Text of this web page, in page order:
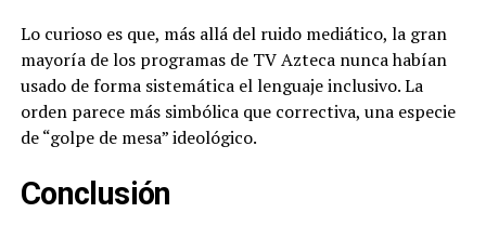
Lo curioso es que, más allá del ruido mediático, la gran
mayoría de los programas de TV Azteca nunca habían
usado de forma sistemática el lenguaje inclusivo. La
orden parece más simbólica que correctiva, una especie
de “golpe de mesa” ideológico.
Conclusión